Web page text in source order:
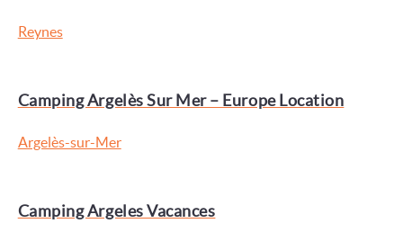
Reynes
Camping Argelès Sur Mer – Europe Location
Argelès-sur-Mer
Camping Argeles Vacances